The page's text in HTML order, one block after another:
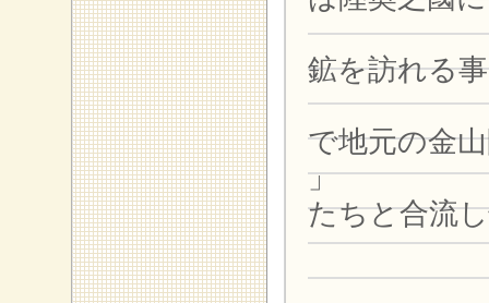
いた八
鉱を訪れる
立花達
で地元の金
」 詳し
たちと合流
をする
そこで